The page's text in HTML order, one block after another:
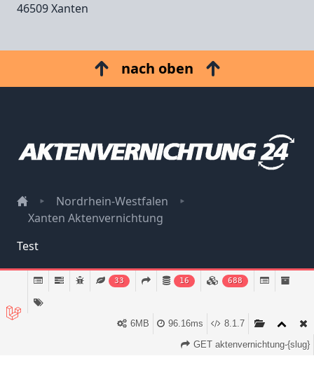
46509 Xanten
nach oben
Nordrhein-Westfalen
Xanten Aktenvernichtung
Test
Impressum
Datenschutz
33 16 688
8.1.7
96.16ms
6MB
GET aktenvernichtung-{slug}